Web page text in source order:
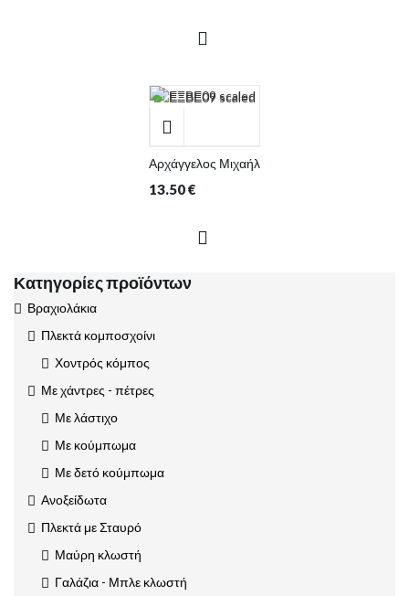
Αρχάγγελος Μιχαήλ
13.50€
Κατηγορίες προϊόντων
Βραχιολάκια
Πλεκτά κομποσχοίνι
Χοντρός κόμπος
Με χάντρες - πέτρες
Με λάστιχο
Με κούμπωμα
Με δετό κούμπωμα
Ανοξείδωτα
Πλεκτά με Σταυρό
Μαύρη κλωστή
Γαλάζια - Μπλε κλωστή